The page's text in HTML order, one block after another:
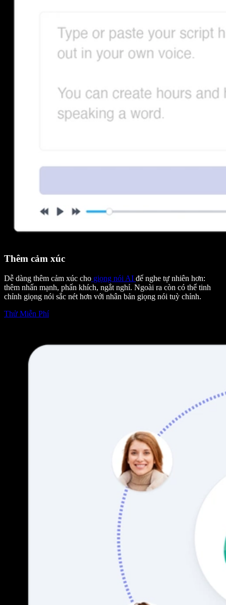
Thêm cảm xúc
Dễ dàng thêm cảm xúc cho giọng nói AI để nghe tự nhiên hơn:
thêm nhấn mạnh, phấn khích, ngắt nghỉ. Ngoài ra còn có thể tinh
chỉnh giọng nói sắc nét hơn với nhân bản giọng nói tuỳ chỉnh.
Thử Miễn Phí